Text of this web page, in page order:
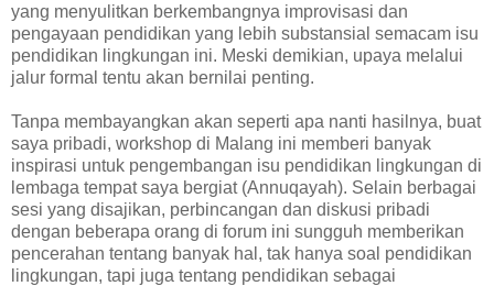
yang menyulitkan berkembangnya improvisasi dan
pengayaan pendidikan yang lebih substansial semacam isu
pendidikan lingkungan ini. Meski demikian, upaya melalui
jalur formal tentu akan bernilai penting.
Tanpa membayangkan akan seperti apa nanti hasilnya, buat
saya pribadi, workshop di Malang ini memberi banyak
inspirasi untuk pengembangan isu pendidikan lingkungan di
lembaga tempat saya bergiat (Annuqayah). Selain berbagai
sesi yang disajikan, perbincangan dan diskusi pribadi
dengan beberapa orang di forum ini sungguh memberikan
pencerahan tentang banyak hal, tak hanya soal pendidikan
lingkungan, tapi juga tentang pendidikan sebagai